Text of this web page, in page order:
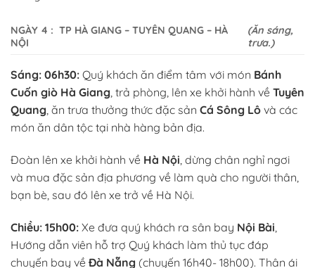
NGÀY 4 : TP HÀ GIANG – TUYÊN QUANG – HÀ
NỘI
(Ăn sáng,
trưa.)
Sáng: 06h30: Quý khách ăn điểm tâm với món Bánh
Cuốn giò Hà Giang, trả phòng, lên xe khởi hành về Tuyên
Quang, ăn trưa thưởng thức đặc sản Cá Sông Lô và các
món ăn dân tộc tại nhà hàng bản địa.
Đoàn lên xe khởi hành về Hà Nội , dừng chân nghỉ ngơi
và mua đặc sản địa phương về làm quà cho người thân,
bạn bè, sau đó lên xe trở về Hà Nội.
Chiều: 15h00: Xe đưa quý khách ra sân bay Nội Bài
Hướng dẫn viên hỗ trợ Quý khách làm thủ tục đáp
chuyến bay về Đà Nẵng (chuyến 16h40- 18h00). Thân ái